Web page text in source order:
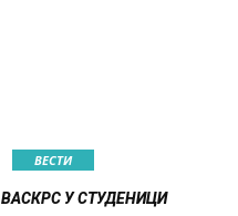
ВЕСТИ
ВАСКРС У СТУДЕНИЦИ